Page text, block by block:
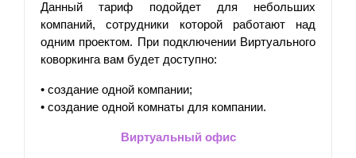
Данный тариф подойдет для небольших
компаний, сотрудники которой работают над
одним проектом. При подключении Виртуального
коворкинга вам будет доступно:
• создание одной компании;
• создание одной комнаты для компании.
Виртуальный офис